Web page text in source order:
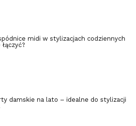
midi w stylizacjach codziennych
damskie na lato – idealne do stylizacji